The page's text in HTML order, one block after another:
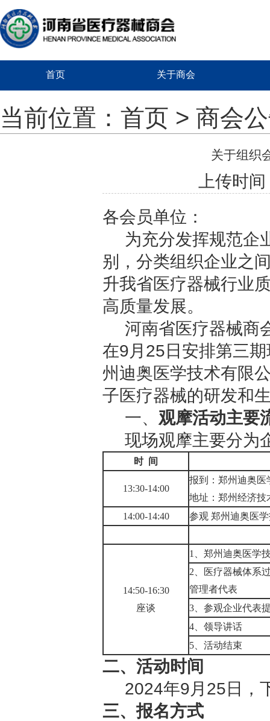
首页 关于商会
当前位置： 首页 > 商会
关于组织
上传时
各会员单位：
为充分发挥规范企
别，分类组织企业之
升我省医疗器械行业
高质量发展。
河南省医疗器械商
在9月25日安排第三
州迪奥医学技术有限
子医疗器械的研发和
一、 观摩活动主要
现场观摩主要分为
时 间
13:30-14:00
报到 ： 郑州迪奥医
地址：郑州经济技
14:00-14:40 参观 郑州迪奥医
14:50-16:30
座谈
1、 郑州迪奥医学
2、医疗器械体系
管理者代表
3 、参观企业代表
4 、领导讲话
5 、活动结束
二、活动时间
2024年9月25日，
三、报名方式